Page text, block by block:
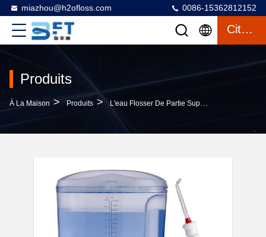
miazhou@h2ofloss.com 0086-15362812152
Citation
Produits
À La Maison > Produits > L'eau Flosser De Partie Supérieure Du Comptoir